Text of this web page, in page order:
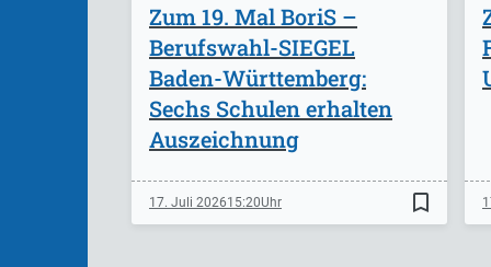
Zum 19. Mal BoriS –
Berufswahl-SIEGEL
Baden-Württemberg:
Sechs Schulen erhalten
Auszeichnung
17. Juli 202615:20 bookmark_border